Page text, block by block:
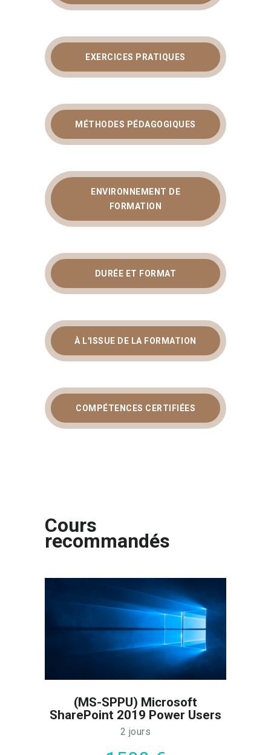
EXERCICES PRATIQUES
MÉTHODES PÉDAGOGIQUES
ENVIRONNEMENT DE
FORMATION
DURÉE ET FORMAT
À L'ISSUE DE LA FORMATION
COMPÉTENCES CERTIFIÉES
Cours
recommandés
(MS-SPPU) Microsoft
SharePoint 2019 Power Users
2 jours